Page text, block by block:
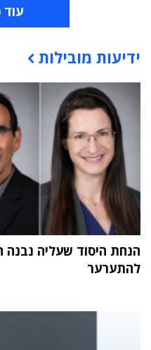
תוכן פרסומי
ידיעות מובילות
הנחת היסוד שעליה נבנה
להתערער